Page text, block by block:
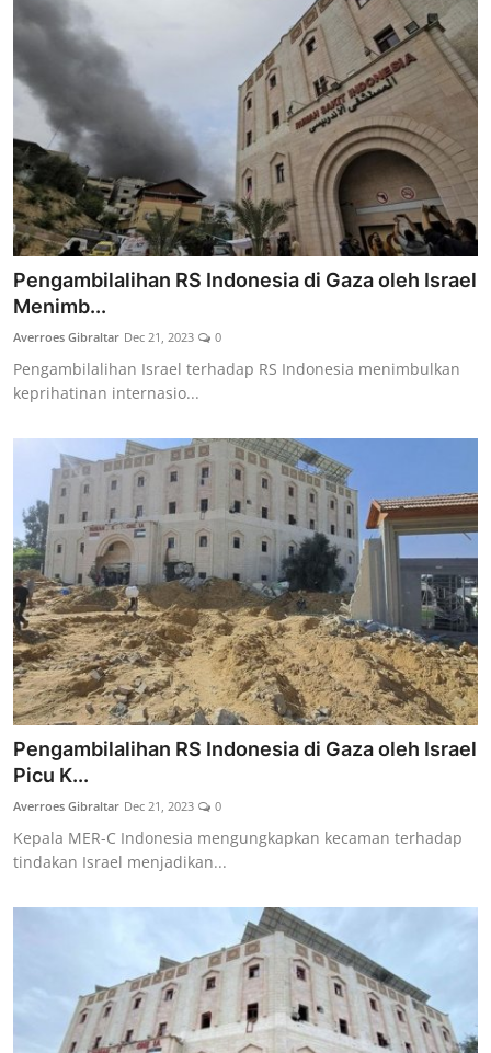
Pengambilalihan RS Indonesia di Gaza oleh Israel
Menimb...
Averroes Gibraltar Dec 21, 2023 0
Pengambilalihan Israel terhadap RS Indonesia menimbulkan
keprihatinan internasio...
Pengambilalihan RS Indonesia di Gaza oleh Israel
Picu K...
Averroes Gibraltar Dec 21, 2023 0
Kepala MER-C Indonesia mengungkapkan kecaman terhadap
tindakan Israel menjadikan...